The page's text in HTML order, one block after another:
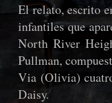
El relato, escrito
infantiles que
North River
Pullman,
Via (Olivia)
Daisy.